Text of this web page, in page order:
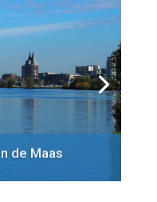
de Maas